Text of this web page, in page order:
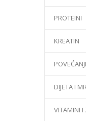
PROTEINI
KREATIN
DIJETA I
VITAMINI I